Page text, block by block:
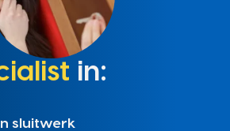
in:
sluitwerk